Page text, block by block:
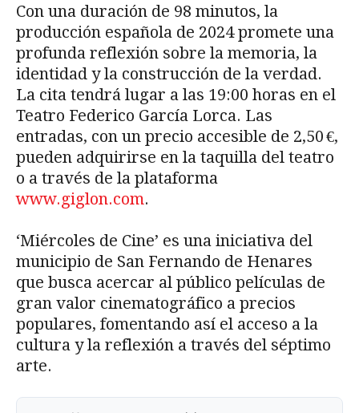
Con una duración de 98 minutos, la
producción española de 2024 promete una
profunda reflexión sobre la memoria, la
identidad y la construcción de la verdad.
La cita tendrá lugar a las 19:00 horas en el
Teatro Federico García Lorca. Las
entradas, con un precio accesible de 2,50 €,
pueden adquirirse en la taquilla del teatro
o a través de la plataforma
www.giglon.com.
‘Miércoles de Cine’ es una iniciativa del
municipio de San Fernando de Henares
que busca acercar al público películas de
gran valor cinematográfico a precios
populares, fomentando así el acceso a la
cultura y la reflexión a través del séptimo
arte.